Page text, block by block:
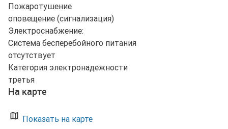
Пожаротушение
оповещение (сигнализация)
Электроснабжение:
Система бесперебойного питания
отсутствует
Категория электронадежности
третья
На карте
Показать на карте